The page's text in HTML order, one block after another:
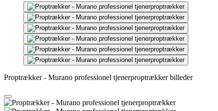
Proptrækker - Murano professionel tjenerproptrækker billeder